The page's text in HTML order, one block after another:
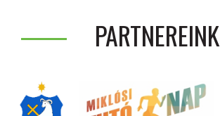
PARTNEREINK